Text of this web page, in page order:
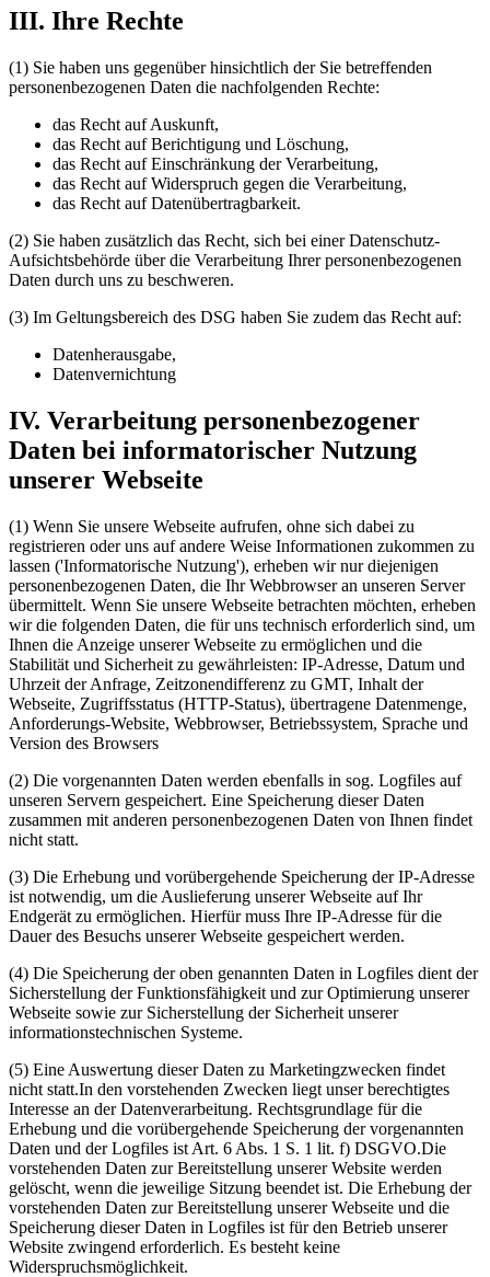
III. Ihre Rechte
(1) Sie haben uns gegenüber hinsichtlich der Sie betreffenden
personenbezogenen Daten die nachfolgenden Rechte:
das Recht auf Auskunft,
das Recht auf Berichtigung und Löschung,
das Recht auf Einschränkung der Verarbeitung,
das Recht auf Widerspruch gegen die Verarbeitung,
das Recht auf Datenübertragbarkeit.
(2) Sie haben zusätzlich das Recht, sich bei einer Datenschutz-
Aufsichtsbehörde über die Verarbeitung Ihrer personenbezogenen
Daten durch uns zu beschweren.
(3) Im Geltungsbereich des DSG haben Sie zudem das Recht auf:
Datenherausgabe,
Datenvernichtung
IV. Verarbeitung personenbezogener
Daten bei informatorischer Nutzung
unserer Webseite
(1) Wenn Sie unsere Webseite aufrufen, ohne sich dabei zu
registrieren oder uns auf andere Weise Informationen zukommen zu
lassen ('Informatorische Nutzung'), erheben wir nur diejenigen
personenbezogenen Daten, die Ihr Webbrowser an unseren Server
übermittelt. Wenn Sie unsere Webseite betrachten möchten, erheben
wir die folgenden Daten, die für uns technisch erforderlich sind, um
Ihnen die Anzeige unserer Webseite zu ermöglichen und die
Stabilität und Sicherheit zu gewährleisten: IP-Adresse, Datum und
Uhrzeit der Anfrage, Zeitzonendifferenz zu GMT, Inhalt der
Webseite, Zugriffsstatus (HTTP-Status), übertragene Datenmenge,
Anforderungs-Website, Webbrowser, Betriebssystem, Sprache und
Version des Browsers
(2) Die vorgenannten Daten werden ebenfalls in sog. Logfiles auf
unseren Servern gespeichert. Eine Speicherung dieser Daten
zusammen mit anderen personenbezogenen Daten von Ihnen findet
nicht statt.
(3) Die Erhebung und vorübergehende Speicherung der IP-Adresse
ist notwendig, um die Auslieferung unserer Webseite auf Ihr
Endgerät zu ermöglichen. Hierfür muss Ihre IP-Adresse für die
Dauer des Besuchs unserer Webseite gespeichert werden.
(4) Die Speicherung der oben genannten Daten in Logfiles dient der
Sicherstellung der Funktionsfähigkeit und zur Optimierung unserer
Webseite sowie zur Sicherstellung der Sicherheit unserer
informationstechnischen Systeme.
(5) Eine Auswertung dieser Daten zu Marketingzwecken findet
nicht statt.In den vorstehenden Zwecken liegt unser berechtigtes
Interesse an der Datenverarbeitung. Rechtsgrundlage für die
Erhebung und die vorübergehende Speicherung der vorgenannten
Daten und der Logfiles ist Art. 6 Abs. 1 S. 1 lit. f) DSGVO.Die
vorstehenden Daten zur Bereitstellung unserer Website werden
gelöscht, wenn die jeweilige Sitzung beendet ist. Die Erhebung der
vorstehenden Daten zur Bereitstellung unserer Webseite und die
Speicherung dieser Daten in Logfiles ist für den Betrieb unserer
Website zwingend erforderlich. Es besteht keine
Widerspruchsmöglichkeit.